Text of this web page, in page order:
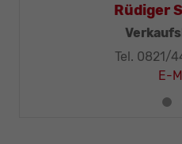
Geschäftsleitung,
Tel. 0821/
E-